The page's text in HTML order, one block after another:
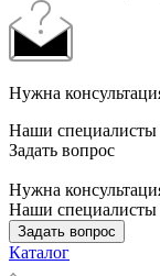
Нужна
Наши специалисты
Задать вопрос
Нужна
Наши специалисты
Задать вопрос
Каталог